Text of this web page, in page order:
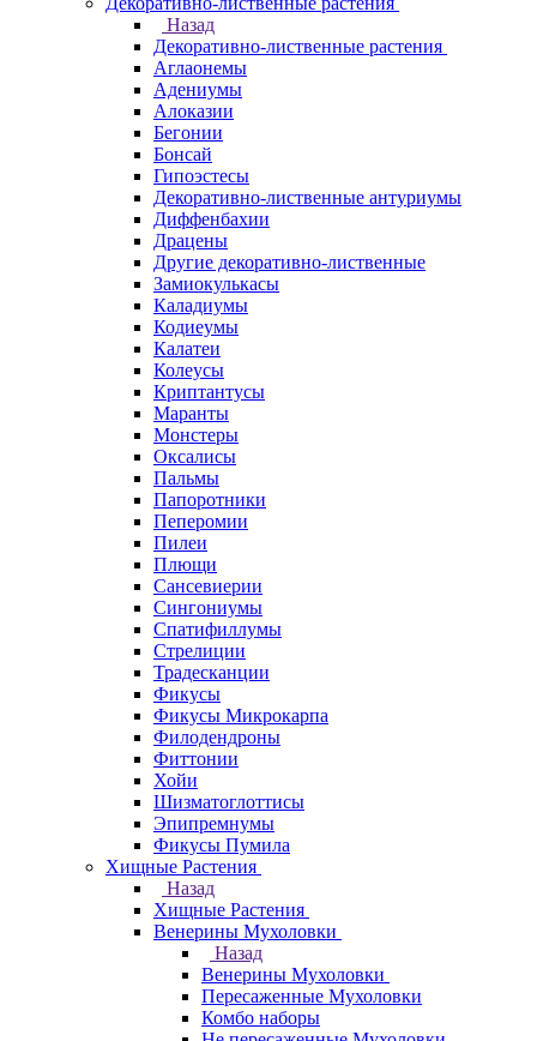
Назад
Декоративно-лиственные растения
Аглаонемы
Адениумы
Алоказии
Бегонии
Бонсай
Гипоэстесы
Декоративно-лиственные антуриумы
Диффенбахии
Драцены
Другие декоративно-лиственные
Замиокулькасы
Каладиумы
Кодиеумы
Калатеи
Колеусы
Криптантусы
Маранты
Монстеры
Оксалисы
Пальмы
Папоротники
Пеперомии
Пилеи
Плющи
Сансевиерии
Сингониумы
Спатифиллумы
Стрелиции
Традесканции
Фикусы
Фикусы Микрокарпа
Филодендроны
Фиттонии
Хойи
Шизматоглоттисы
Эпипремнумы
Фикусы Пумила
Хищные Растения
Назад
Хищные Растения
Венерины Мухоловки
Назад
Венерины Мухоловки
Пересаженные Мухоловки
Комбо наборы